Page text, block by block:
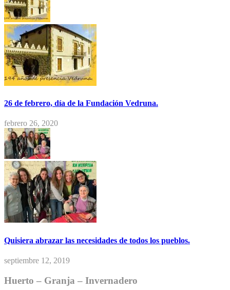
26 de febrero, día de la Fundación Vedruna.
febrero 26, 2020
Quisiera abrazar las necesidades de todos los pueblos.
septiembre 12, 2019
Huerto – Granja – Invernadero